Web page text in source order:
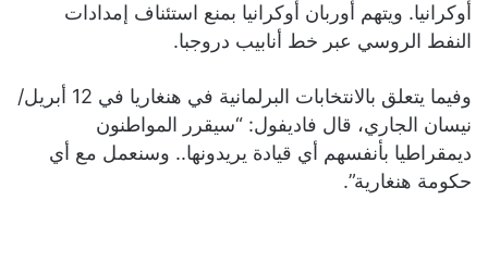
أوكرانيا. ويتهم أوربان أوكرانيا بمنع استئناف إمدادات
النفط الروسي عبر خط أنابيب دروجبا.
وفيما يتعلق بالانتخابات البرلمانية في هنغاريا في 12 أبريل/
نيسان الجاري، قال فاديفول: “سيقرر المواطنون
ديمقراطيا بأنفسهم أي قيادة يريدونها.. وسنعمل مع أي
حكومة هنغارية”.